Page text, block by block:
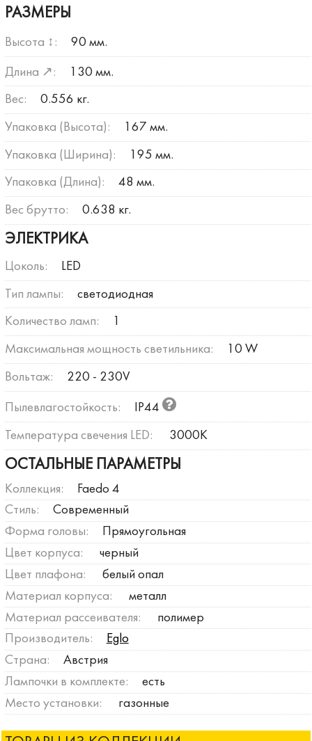
РАЗМЕРЫ
Высота ↕: 90 мм.
Длина ↗: 130 мм.
Вес: 0.556 кг.
Упаковка (Высота): 167 мм.
Упаковка (Ширина): 195 мм.
Упаковка (Длина): 48 мм.
Вес брутто: 0.638 кг.
ЭЛЕКТРИКА
Цоколь: LED
Тип лампы: светодиодная
Количество ламп:
Максимальная мощность светильника: 10 W
Вольтаж: 220 - 230V
Пылевлагостойкость: IP44
Температура свечения LED: 3000К
ОСТАЛЬНЫЕ ПАРАМЕТРЫ
Коллекция:
Faedo 4
Стиль:
Современный
Форма головы:
Прямоугольная
Цвет корпуса:
черный
Цвет плафона:
белый опал
Материал корпуса:
металл
Материал рассеивателя:
полимер
Производитель:
Eglo
Страна:
Австрия
Лампочки в комплекте:
есть
Место установки:
газонные